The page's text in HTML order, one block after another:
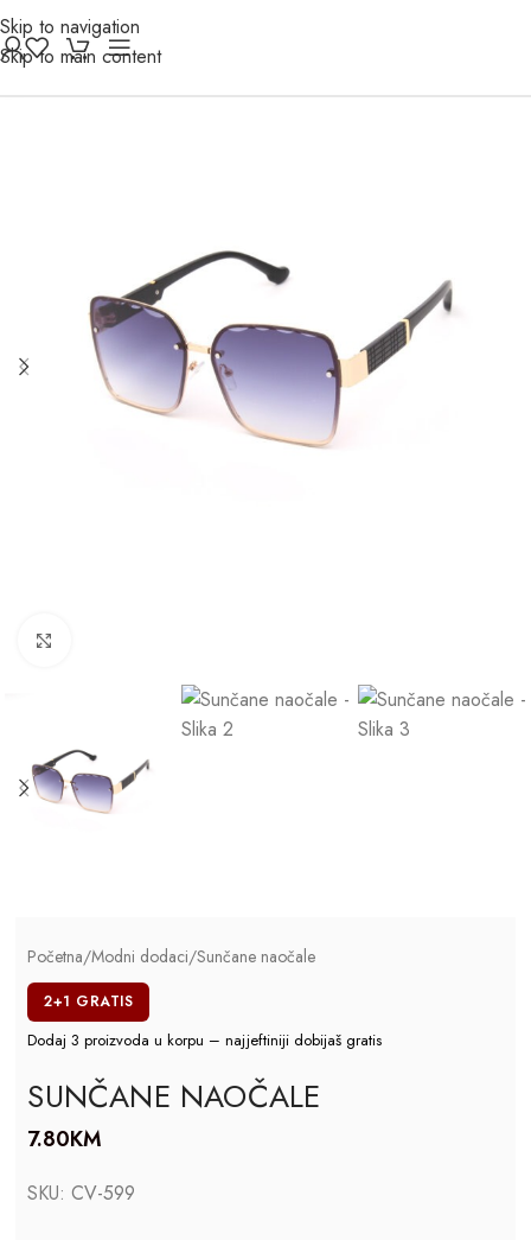
Skip to navigation
Skip to main content
Početna/Modni dodaci/Sunčane naočale
2+1 GRATIS
Dodaj 3 proizvoda u korpu – najjeftiniji dobijaš gratis
SUNČANE NAOČALE
7.80KM
SKU:CV-599